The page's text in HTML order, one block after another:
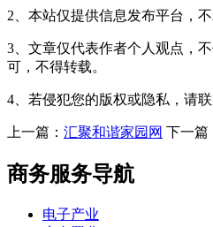
2、本站仅提供信息发布平台，
3、文章仅代表作者个人观点，
可，不得转载。
4、若侵犯您的版权或隐私，请
上一篇： 汇聚和谐家园网 下一篇
商务服务导航
电子产业